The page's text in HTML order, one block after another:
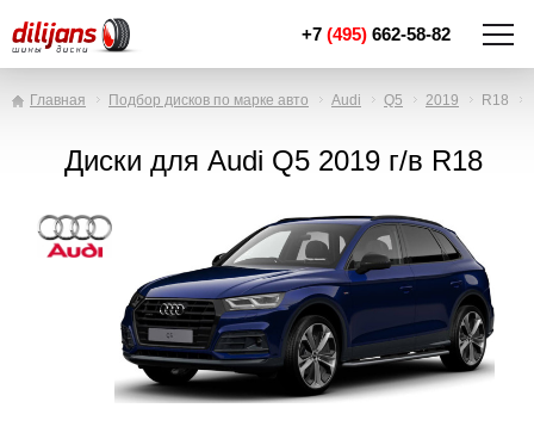
+7 (495) 662-58-82
Главная Подбор дисков по марке авто Audi Q5 2019 R18
Диски для Audi Q5 2019 г/в R18